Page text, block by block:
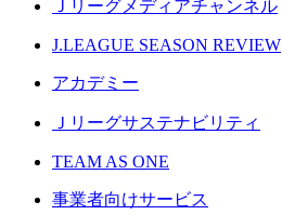
Ｊリーグメディアチャンネル
J.LEAGUE SEASON REVIEW
アカデミー
Ｊリーグサステナビリティ
TEAM AS ONE
事業者向けサービス